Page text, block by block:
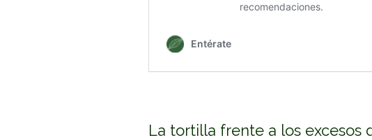
La tortilla frente a los excesos